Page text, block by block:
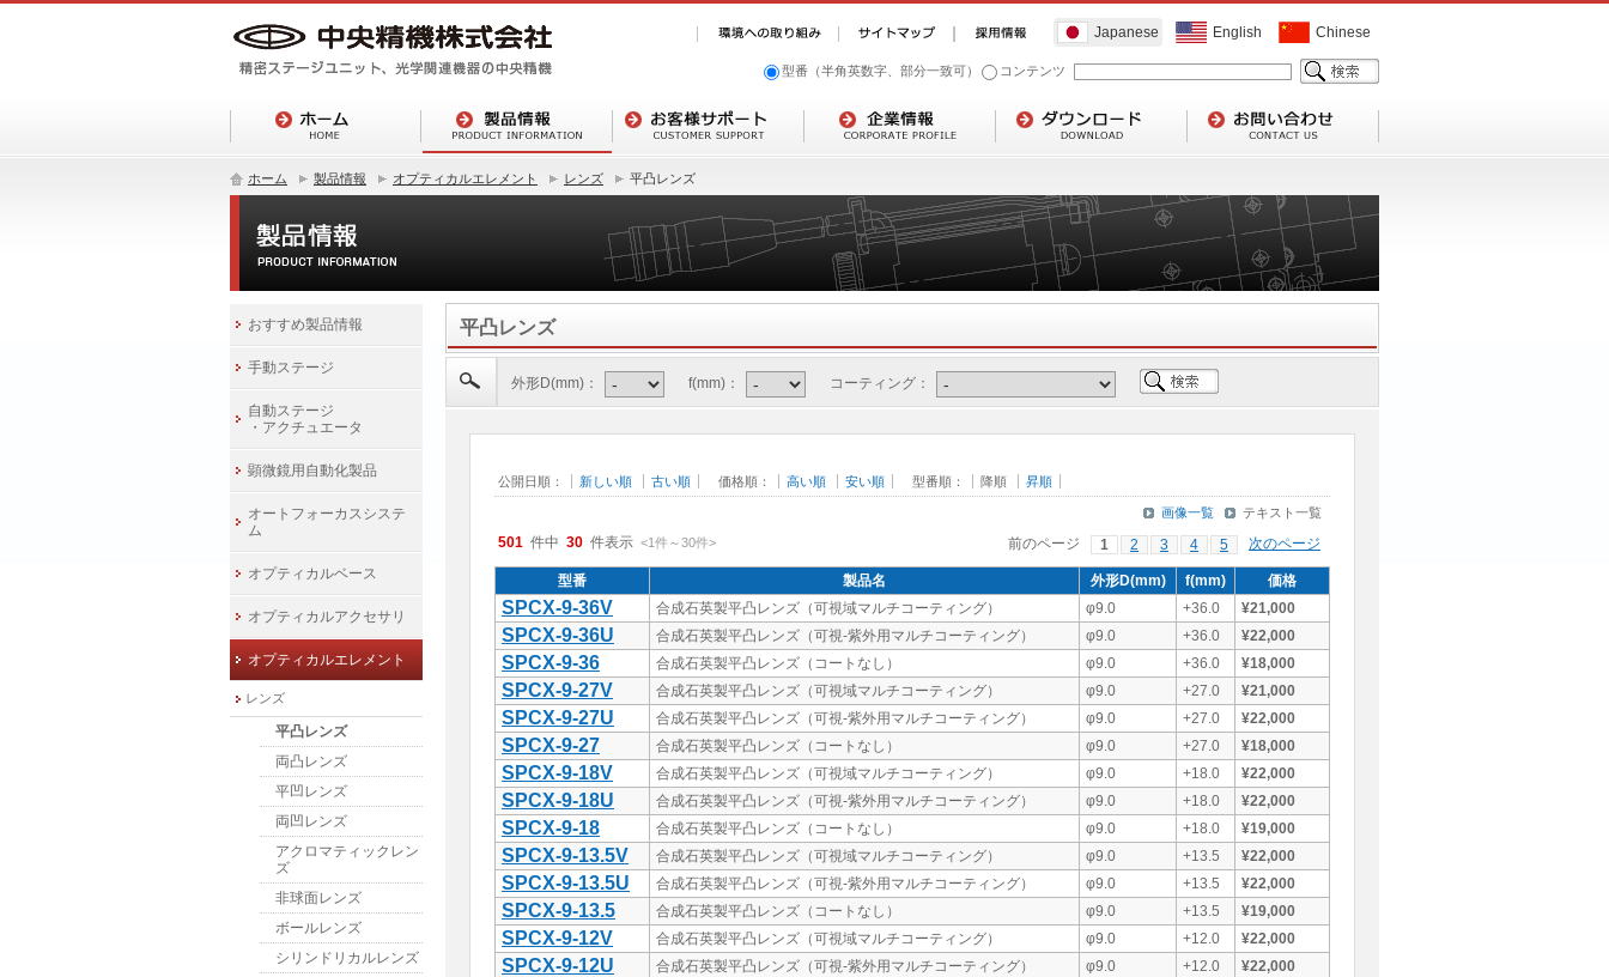
Japanese English Chinese
型番（半角英数字、部分一致可） コンテンツ
ホーム 製品情報 オプティカルエレメント レンズ 平凸レンズ
平凸レンズ
外形D(mm)： f(mm)： コーティング：
公開日順： 新しい順 古い順 価格順： 高い順 安い順 型番順： 降順 昇順
画像一覧 テキスト一覧
501 件中 30 件表示 <1件～30件> 前のページ 1 2 3 4 5 次のページ
型番 製品名 外形D(mm) f(mm) 価格
SPCX-9-36V 合成石英製平凸レンズ（可視域マルチコーティング） φ9.0 +36.0 ¥21,000
SPCX-9-36U 合成石英製平凸レンズ（可視-紫外用マルチコーティング） φ9.0 +36.0 ¥22,000
SPCX-9-36 合成石英製平凸レンズ（コートなし） φ9.0 +36.0 ¥18,000
SPCX-9-27V 合成石英製平凸レンズ（可視域マルチコーティング） φ9.0 +27.0 ¥21,000
SPCX-9-27U 合成石英製平凸レンズ（可視-紫外用マルチコーティング） φ9.0 +27.0 ¥22,000
SPCX-9-27 合成石英製平凸レンズ（コートなし） φ9.0 +27.0 ¥18,000
SPCX-9-18V 合成石英製平凸レンズ（可視域マルチコーティング） φ9.0 +18.0 ¥22,000
SPCX-9-18U 合成石英製平凸レンズ（可視-紫外用マルチコーティング） φ9.0 +18.0 ¥22,000
SPCX-9-18 合成石英製平凸レンズ（コートなし） φ9.0 +18.0 ¥19,000
SPCX-9-13.5V 合成石英製平凸レンズ（可視域マルチコーティング） φ9.0 +13.5 ¥22,000
SPCX-9-13.5U 合成石英製平凸レンズ（可視-紫外用マルチコーティング） φ9.0 +13.5 ¥22,000
SPCX-9-13.5 合成石英製平凸レンズ（コートなし） φ9.0 +13.5 ¥19,000
SPCX-9-12V 合成石英製平凸レンズ（可視域マルチコーティング） φ9.0 +12.0 ¥22,000
SPCX-9-12U 合成石英製平凸レンズ（可視-紫外用マルチコーティング） φ9.0 +12.0 ¥22,000
おすすめ製品情報
手動ステージ
自動ステージ
・アクチュエータ
顕微鏡用自動化製品
オートフォーカスシステ
ム
オプティカルベース
オプティカルアクセサリ
オプティカルエレメント
レンズ
平凸レンズ
両凸レンズ
平凹レンズ
両凹レンズ
アクロマティックレン
ズ
非球面レンズ
ボールレンズ
シリンドリカルレンズ